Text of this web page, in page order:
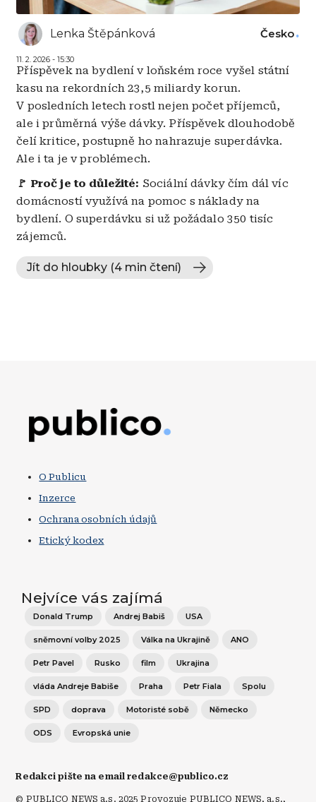
Lenka Štěpánková
11. 2. 2026 - 15:30
Česko
Příspěvek na bydlení v loňském roce vyšel státní
kasu na rekordních 23,5 miliardy korun.
V posledních letech rostl nejen počet příjemců,
ale i průměrná výše dávky. Příspěvek dlouhodobě
čelí kritice, postupně ho nahrazuje superdávka.
Ale i ta je v problémech.
🚩 Proč je to důležité: Sociální dávky čím dál víc
domácností využívá na pomoc s náklady na
bydlení. O superdávku si už požádalo 350 tisíc
zájemců.
Jít do hloubky (4 min čtení)
O Publicu
Inzerce
Ochrana osobních údajů
Etický kodex
Nejvíce vás zajímá
Donald Trump Andrej Babiš USA
sněmovní volby 2025 Válka na Ukrajině ANO
Petr Pavel Rusko film Ukrajina
vláda Andreje Babiše Praha Petr Fiala Spolu
SPD doprava Motoristé sobě Německo
ODS Evropská unie
Redakci pište na email redakce@publico.cz
© PUBLICO NEWS a.s. 2025 Provozuje PUBLICO NEWS, a.s.,